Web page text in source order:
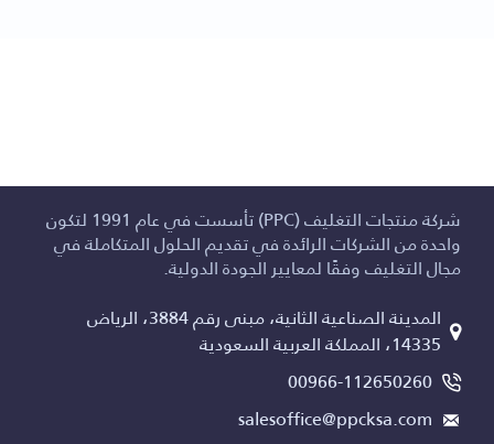
شركة منتجات التغليف (PPC) تأسست في عام 1991 لتكون
واحدة من الشركات الرائدة في تقديم الحلول المتكاملة في
مجال التغليف وفقًا لمعايير الجودة الدولية.
المدينة الصناعية الثانية، مبنى رقم 3884، الرياض
14335، المملكة العربية السعودية
00966-112650260
salesoffice@ppcksa.com